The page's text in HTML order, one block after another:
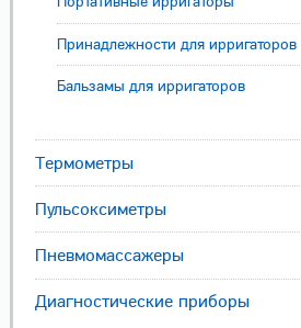
Принадлежности для ирригаторов
Бальзамы для ирригаторов
Термометры
Пульсоксиметры
Пневмомассажеры
Диагностические приборы